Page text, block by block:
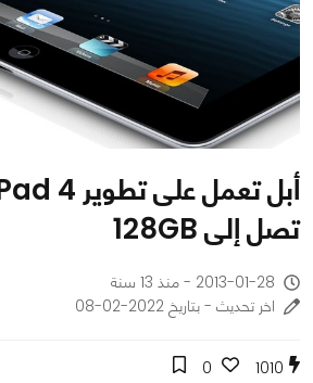
تصل إلى 128GB
2013-01-28 - منذ 13 سنة
اخر تحديث - بتاريخ 2022-02-08
1010
0